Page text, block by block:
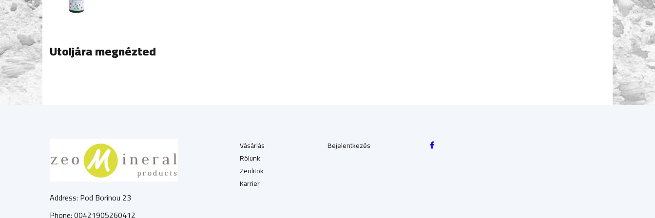
Utoljára megnézted
Address: Pod Borinou 23
Phone: 00421905260412
Vásárlás
Rólunk
Zeolitok
Karrier
Bejelentkezés